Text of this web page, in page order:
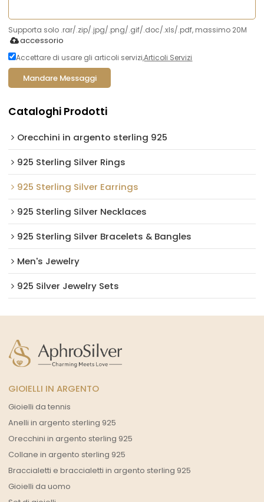
Supporta solo .rar/.zip/.jpg/.png/.gif/.doc/.xls/.pdf, massimo 20M
accessorio
Accettare di usare gli articoli servizi,Articoli Servizi
Mandare Messaggi
Cataloghi Prodotti
Orecchini in argento sterling 925
925 Sterling Silver Rings
925 Sterling Silver Earrings
925 Sterling Silver Necklaces
925 Sterling Silver Bracelets & Bangles
Men's Jewelry
925 Silver Jewelry Sets
GIOIELLI IN ARGENTO
Gioielli da tennis
Anelli in argento sterling 925
Orecchini in argento sterling 925
Collane in argento sterling 925
Braccialetti e braccialetti in argento sterling 925
Gioielli da uomo